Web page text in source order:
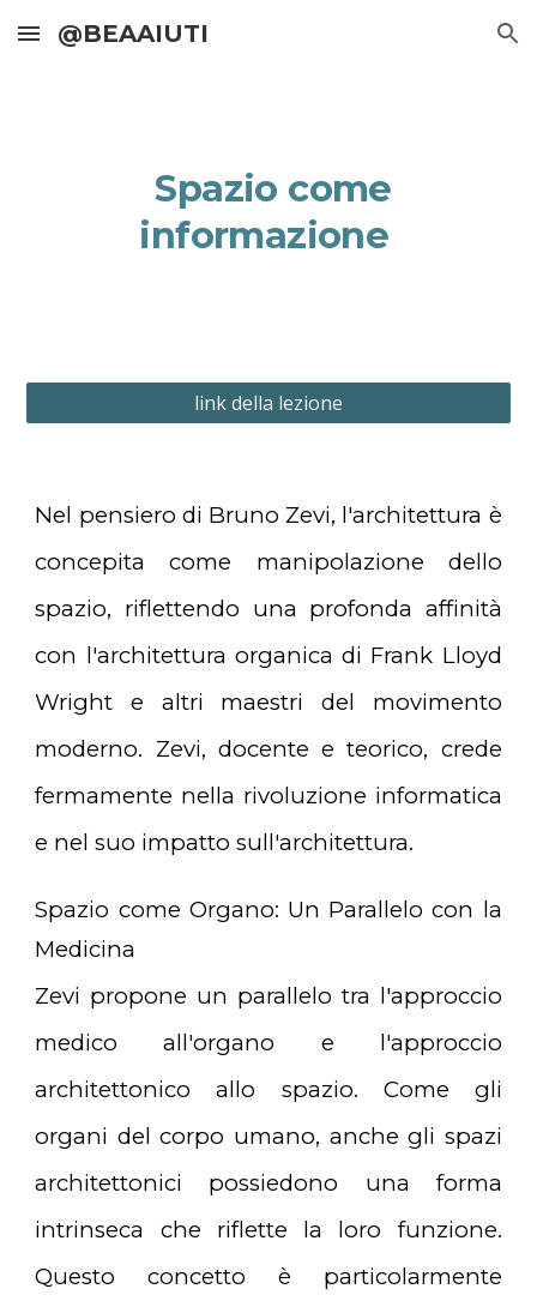
Skip to main content Skip to navigation
@BEAAIUTI
Spazio come
informazione
link della lezione
Nel pensiero di Bruno Zevi, l'architettura è
concepita come manipolazione dello
spazio, riflettendo una profonda affinità
con l'architettura organica di Frank Lloyd
Wright e altri maestri del movimento
moderno. Zevi, docente e teorico, crede
fermamente nella rivoluzione informatica
e nel suo impatto sull'architettura.
Spazio come Organo: Un Parallelo con la
Medicina
Zevi propone un parallelo tra l'approccio
medico all'organo e l'approccio
architettonico allo spazio. Come gli
organi del corpo umano, anche gli spazi
architettonici possiedono una forma
intrinseca che riflette la loro funzione.
Questo concetto è particolarmente